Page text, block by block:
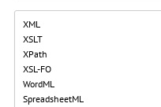
XML
XSLT
XPath
XSL-FO
WordML
SpreadsheetML